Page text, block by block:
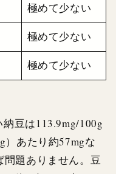
極めて少ない
極めて少ない
極めて少ない
豆は113.9mg/100g
）あたり約57mgな
題ありません。豆